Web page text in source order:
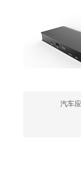
汽车